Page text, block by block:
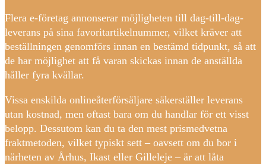
Flera e-företag annonserar möjligheten till dag-till-dag-
leverans på sina favoritartikelnummer, vilket kräver att
beställningen genomförs innan en bestämd tidpunkt, så att
de har möjlighet att få varan skickas innan de anställda
håller fyra kvällar.
Vissa enskilda onlineåterförsäljare säkerställer leverans
utan kostnad, men oftast bara om du handlar för ett visst
belopp. Dessutom kan du ta den mest prismedvetna
fraktmetoden, vilket typiskt sett – oavsett om du bor i
närheten av Århus, Ikast eller Gilleleje – är att låta